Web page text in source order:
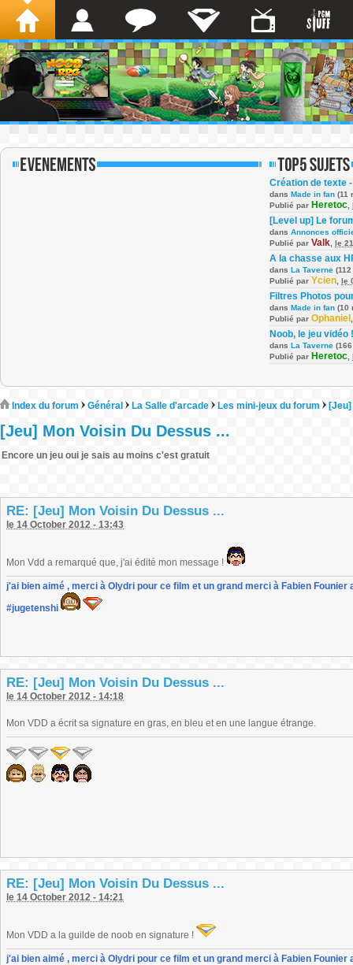
Création de texte
dans Made in fan (11
Publié par Heretoc
[Level up] Le
dans Annonces
Publié par Valk le
A la chasse aux
dans La Taverne
Publié par Ycien le
Filtres Photos
dans Made in fan (10
Publié par Ophaniel
Noob, le jeu vidéo !
dans La Taverne
Publié par Heretoc
Index du forum Général La Salle d'arcade Les mini-jeux du forum
[Jeu] Mon Voisin Du Dessus ...
Encore un jeu oui je sais au moins c'est gratuit
RE: [Jeu] Mon Voisin Du Dessus ...
le 14 October 2012 - 13:43
Mon Vdd a remarqué que, j'ai édité mon message !
j'ai bien aimé , merci à Olydri pour ce film et un grand merci à Fabien
#jugetenshi
RE: [Jeu] Mon Voisin Du Dessus ...
le 14 October 2012 - 14:18
Mon VDD a écrit sa signature en gras, en bleu et en une langue étrange.
RE: [Jeu] Mon Voisin Du Dessus ...
le 14 October 2012 - 14:21
Mon VDD a la guilde de noob en signature !
j'ai bien aimé , merci à Olydri pour ce film et un grand merci à Fabien